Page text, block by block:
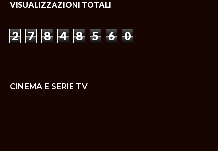
VISUALIZZAZIONI TOTALI
2 7 8 4 8 5 6 0
CINEMA E SERIE TV